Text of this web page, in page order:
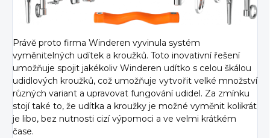
Právě proto firma Winderen vyvinula systém
vyměnitelných udítek a kroužků. Toto inovativní řešení
umožňuje spojit jakékoliv Winderen udítko s celou škálou
udidlových kroužků, což umožňuje vytvořit velké množství
různých variant a upravovat fungování udidel. Za zmínku
stojí také to, že udítka a kroužky je možné vyměnit kolikrát
je libo, bez nutnosti cizí výpomoci a ve velmi krátkém
čase.